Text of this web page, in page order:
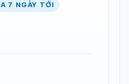
7 NGÀY TỚI